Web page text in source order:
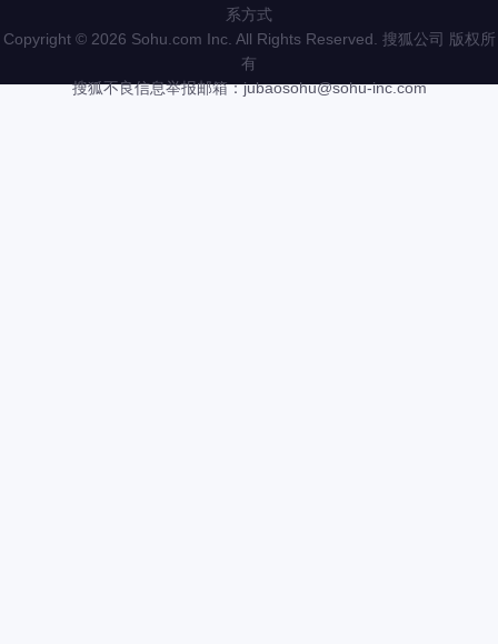
系方式
Copyright © 2026 Sohu.com Inc. All Rights Reserved. 搜狐公司 版权所
有
搜狐不良信息举报邮箱：jubaosohu@sohu-inc.com